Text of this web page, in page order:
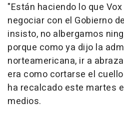
"Están haciendo lo que
negociar con el Gobierno
insisto, no albergamos
porque como ya dijo la
norteamericana, ir a
era como cortarse el
ha recalcado este martes
medios.